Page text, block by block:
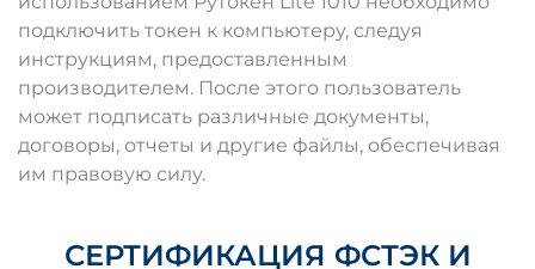
подключить токен к компьютеру, следуя
инструкциям, предоставленным
производителем. После этого пользователь
может подписать различные документы,
договоры, отчеты и другие файлы, обеспечивая
им правовую силу.
СЕРТИФИКАЦИЯ ФСТЭК И